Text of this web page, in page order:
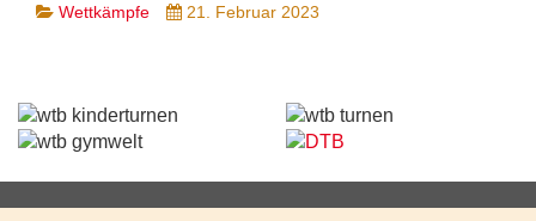
Wettkämpfe 21. Februar 2023